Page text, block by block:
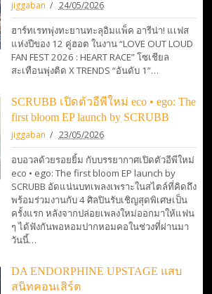
jiggaban 24/05/2026
ฮาร์ทเรทพุ่งทะยานทะลุอิมแพ็ค อารีน่า! แเฟส
แห่งปีของ 12 คู่ฮอต ในงาน “LOVE OUT LOUD
FAN FEST 2026 : HEART RACE” โซเชียล
สะเทือนพุ่งติด X TRENDS “อันดับ 1”…
SCRUBB เปิดตัวอีพีใหม่ eco • ego: The
first bloom EP launch by SCRUBB
jiggaban 23/05/2026
อบอวลด้วยรอยยิ้ม กับบรรยากาศเปิดตัวอีพีใหม่
eco • ego: The first bloom EP launch by
SCRUBB อัดแน่นบทเพลงเพราะในสไตล์ที่คิดถึง
พร้อมร่วมงานกับ 4 ศิลปินรับเชิญสุดพิเศษเป็น
ครั้งแรก หลังจากปล่อยเพลงใหม่ออกมาให้แฟน
ๆ ได้ฟังกันพอหอมปากหอมคอในช่วงที่ผ่านมา
วันนี้…
DA ENDORPHINE UPSTAGE แสบ
สนิทคอนเสิร์ต